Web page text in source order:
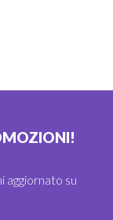
aggiornato su